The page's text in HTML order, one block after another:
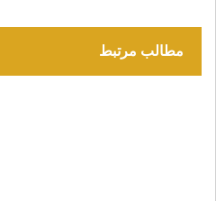
مطالب مرتبط